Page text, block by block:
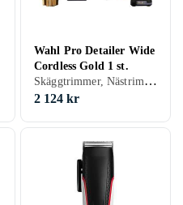
Wahl Pro Detailer Wide
Cordless Gold 1 st.
Skäggtrimmer, Nästrimmer & örontrimmer, Hårklippare, Batteridrift, Sax, Stöd för snabbladdning, Hårkam ingår
2 124 kr